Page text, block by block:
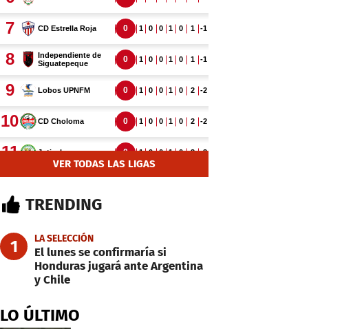
VER TODAS LAS LIGAS
TRENDING
1 LA SELECCIÓN
El lunes se confirmaría si
Honduras jugará ante Argentina
y Chile
LO ÚLTIMO